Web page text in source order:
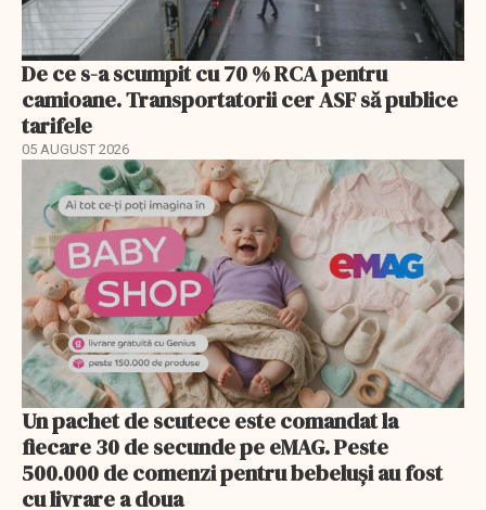
De ce s-a scumpit cu 70 % RCA pentru
camioane. Transportatorii cer ASF să publice
tarifele
05 AUGUST 2026
Un pachet de scutece este comandat la
fiecare 30 de secunde pe eMAG. Peste
500.000 de comenzi pentru bebeluși au fost
cu livrare a doua